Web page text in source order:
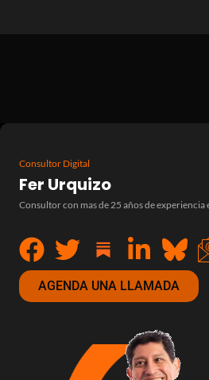
Consultor Digital
Fer Urquizo
Consultor con mas de 25 años de experiencia
AGENDA UNA LLAMADA